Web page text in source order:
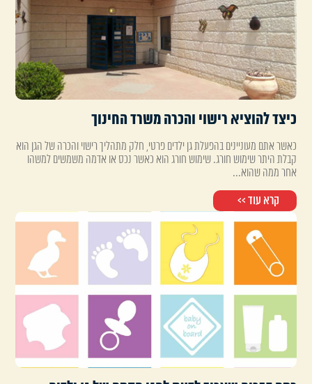
כיצד להוציא רישוי והכרה משרד החינוך
כאשר אתם מעוניינים בהפעלת גן ילדים פרטי, חלק מתהליך רישוי והכרה של הגן הוא
קבלת היתר שימוש חורג. שימוש חורג הוא כאשר נכס או אדמה משמשים למשהו
אחר ממה שהוא...
קרא עוד >>